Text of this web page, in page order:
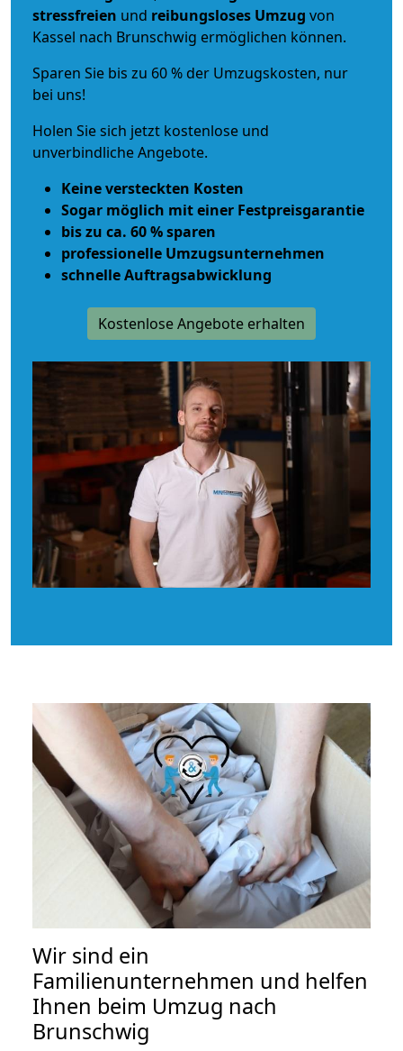
stressfreien und reibungsloses Umzug von
Kassel nach Brunschwig ermöglichen können.
Sparen Sie bis zu 60 % der Umzugskosten, nur
bei uns!
Holen Sie sich jetzt kostenlose und
unverbindliche Angebote.
Keine versteckten Kosten
Sogar möglich mit einer Festpreisgarantie
bis zu ca. 60 % sparen
professionelle Umzugsunternehmen
schnelle Auftragsabwicklung
Kostenlose Angebote erhalten
Wir sind ein
Familienunternehmen und helfen
Ihnen beim Umzug nach
Brunschwig